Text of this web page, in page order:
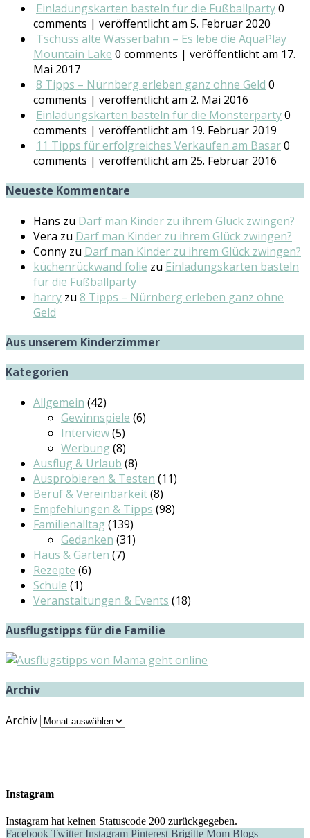
Einladungskarten basteln für die Fußballparty0
comments | veröffentlicht am 5. Februar 2020
Tschüss alte Wasserbahn – Es lebe die AquaPlay
Mountain Lake 0 comments | veröffentlicht am 17.
Mai 2017
8 Tipps – Nürnberg erleben ganz ohne Geld 0
comments | veröffentlicht am 2. Mai 2016
Einladungskarten basteln für die Monsterparty0
comments | veröffentlicht am 19. Februar 2019
11 Tipps für erfolgreiches Verkaufen am Basar0
comments | veröffentlicht am 25. Februar 2016
Neueste Kommentare
Hans zu Darf man Kinder zu ihrem Glück zwingen?
Vera zu Darf man Kinder zu ihrem Glück zwingen?
Conny zu Darf man Kinder zu ihrem Glück zwingen?
küchenrückwand folie zu Einladungskarten basteln
für die Fußballparty
harry zu 8 Tipps – Nürnberg erleben ganz ohne
Geld
Aus unserem Kinderzimmer
Kategorien
Allgemein (42)
Gewinnspiele (6)
Interview(5)
Werbung (8)
Ausflug & Urlaub (8)
Ausprobieren & Testen (11)
Beruf & Vereinbarkeit(8)
Empfehlungen & Tipps (98)
Familienalltag (139)
Gedanken (31)
Haus & Garten (7)
Rezepte (6)
Schule (1)
Veranstaltungen & Events (18)
Ausflugstipps für die Familie
Archiv
Archiv
Instagram
Instagram hat keinen Statuscode 200 zurückgegeben.
Facebook Twitter Instagram Pinterest Brigitte Mom Blogs